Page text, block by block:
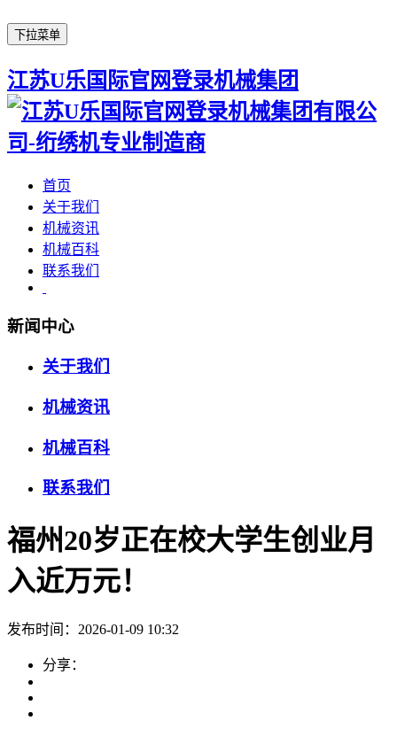
下拉菜单
江苏U乐国际官网登录机械集团
首页
关于我们
机械资讯
机械百科
联系我们
新闻中心
关于我们
机械资讯
机械百科
联系我们
福州20岁正在校大学生创业月
入近万元！
发布时间：2026-01-09 10:32
分享：